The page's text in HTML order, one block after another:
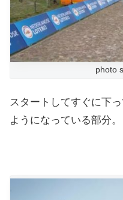
photo
スタートしてすぐに下
ようになっている部分。